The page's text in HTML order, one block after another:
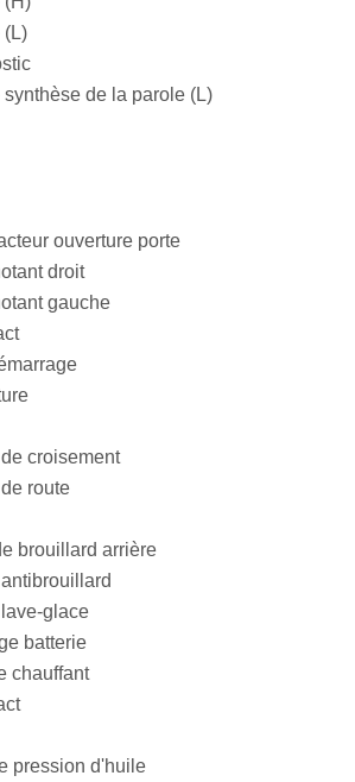
(L)
de la parole (L)
ouverture porte
droit
gauche
croisement
route
brouillard arrière
glace
batterie
chauffant
pression d'huile